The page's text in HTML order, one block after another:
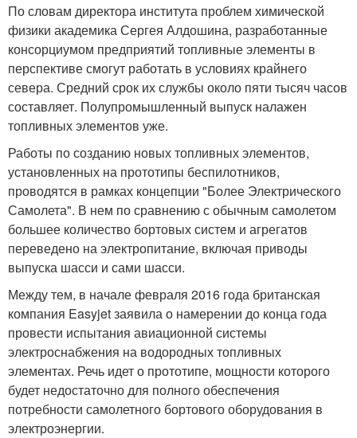
По словам директора института проблем химической
физики академика Сергея Алдошина, разработанные
консорциумом предприятий топливные элементы в
перспективе смогут работать в условиях крайнего
севера. Средний срок их службы около пяти тысяч часов
составляет. Полупромышленный выпуск налажен
топливных элементов уже.
Работы по созданию новых топливных элементов,
установленных на прототипы беспилотников,
проводятся в рамках концепции "Более Электрического
Самолета". В нем по сравнению с обычным самолетом
большее количество бортовых систем и агрегатов
переведено на электропитание, включая приводы
выпуска шасси и сами шасси.
Между тем, в начале февраля 2016 года британская
компания Easyjet заявила о намерении до конца года
провести испытания авиационной системы
электроснабжения на водородных топливных
элементах. Речь идет о прототипе, мощности которого
будет недостаточно для полного обеспечения
потребности самолетного бортового оборудования в
электроэнергии.